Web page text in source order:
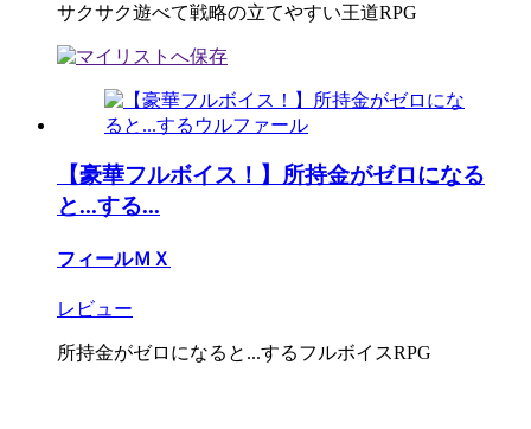
サクサク遊べて戦略の立てやすい王道RPG
【豪華フルボイス！】所持金がゼロになる
と...する...
フィールＭＸ
レビュー
所持金がゼロになると...するフルボイスRPG